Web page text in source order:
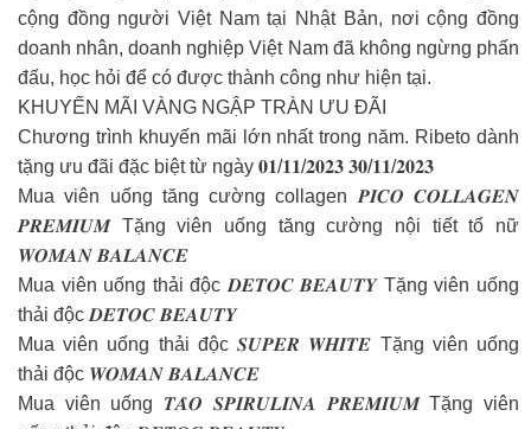
cộng đồng người Việt Nam tại Nhật Bản, nơi cộng đồng
doanh nhân, doanh nghiệp Việt Nam đã không ngừng phấn
đấu, học hỏi để có được thành công như hiện tại.
KHUYẾN MÃI VÀNG NGẬP TRÀN ƯU ĐÃI
Chương trình khuyến mãi lớn nhất trong năm. Ribeto dành
tặng ưu đãi đặc biệt từ ngày 𝟎𝟏/𝟏𝟏/𝟐𝟎𝟐𝟑 𝟑𝟎/𝟏𝟏/𝟐𝟎𝟐𝟑
Mua viên uống tăng cường collagen 𝑷𝑰𝑪𝑶 𝑪𝑶𝑳𝑳𝑨𝑮𝑬𝑵
𝑷𝑹𝑬𝑴𝑰𝑼𝑴 Tặng viên uống tăng cường nội tiết tố nữ
𝑾𝑶𝑴𝑨𝑵 𝑩𝑨𝑳𝑨𝑵𝑪𝑬
Mua viên uống thải độc 𝑫𝑬𝑻𝑶𝑪 𝑩𝑬𝑨𝑼𝑻𝒀 Tặng viên uống
thải độc 𝑫𝑬𝑻𝑶𝑪 𝑩𝑬𝑨𝑼𝑻𝒀
Mua viên uống thải độc 𝑺𝑼𝑷𝑬𝑹 𝑾𝑯𝑰𝑻𝑬 Tặng viên uống
thải độc 𝑾𝑶𝑴𝑨𝑵 𝑩𝑨𝑳𝑨𝑵𝑪𝑬
Mua viên uống 𝑻𝑨̉𝑶 𝑺𝑷𝑰𝑹𝑼𝑳𝑰𝑵𝑨 𝑷𝑹𝑬𝑴𝑰𝑼𝑴 Tặng viên